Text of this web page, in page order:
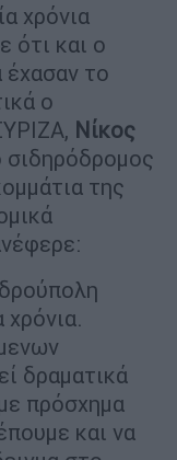
χρόνια
ότι και ο
έχασαν το
ο
Νίκος
της
δραματικά
πρόσχημα
και να